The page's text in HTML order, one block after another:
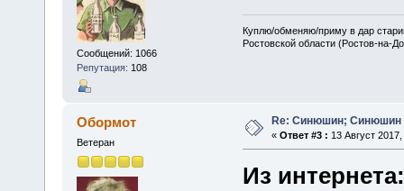
Сообщений: 1066
Репутация: 108
Куплю/обменяю/приму в дар
Ростовской области (Ростов-на-
Обормот
Ветеран
Re: Синюшин; Синюшин
« Ответ #3 : 13 Август
Из интернета: